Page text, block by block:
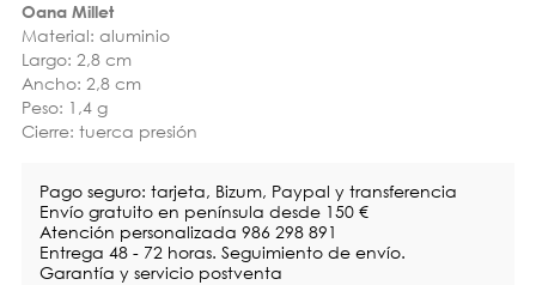
Oana Millet
Material: aluminio
Largo: 2,8 cm
Ancho: 2,8 cm
Peso: 1,4 g
Cierre: tuerca presión
Pago seguro: tarjeta, Bizum, Paypal y transferencia
Envío gratuito en península desde 150 €
Atención personalizada 986 298 891
Entrega 48 - 72 horas. Seguimiento de envío.
Garantía y servicio postventa